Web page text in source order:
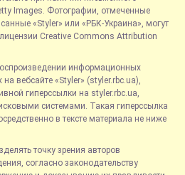
Images. Фотографии, отмеченные
«Styler» или «РБК-Украина», могут
Creative Commons Attribution
информационных
вебсайте «Styler» (styler.rbc.ua),
гиперссылки на styler.rbc.ua,
системами. Такая гиперссылка
в тексте материала не ниже
точку зрения авторов
согласно законодательству